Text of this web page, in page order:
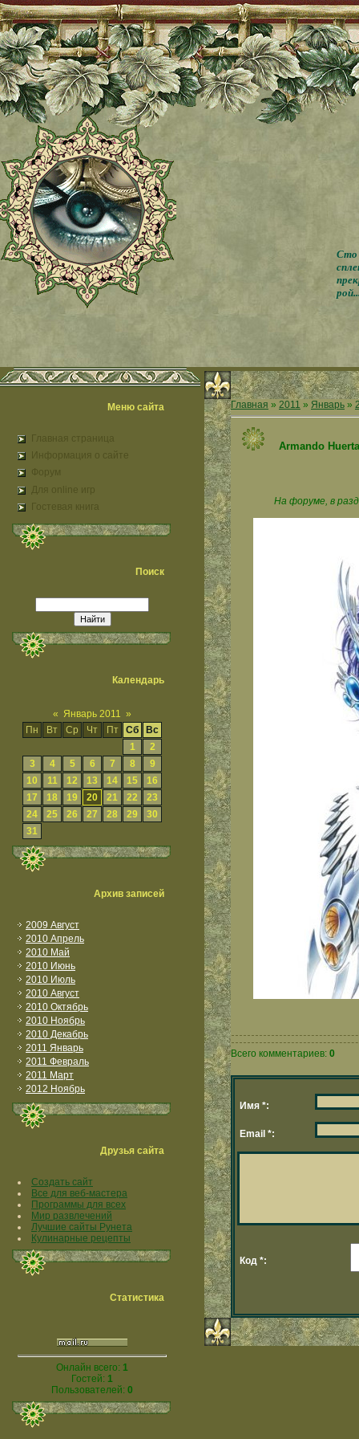
Сто
Меню сайта
Главная страница
Информация о сайте
Форум
Для online игр
Гостевая книга
Поиск
Календарь
« Январь 2011 »
Пн
Вт Ср Чт Пт Сб
Вс
1
2
3
4 5 6 7 8
9
10
11 12 13 14 15
16
17
18 19 20 21 22
23
24
25 26 27 28 29
30
31
Архив записей
2009 Август
2010 Апрель
2010 Май
2010 Июнь
2010 Июль
2010 Август
2010 Октябрь
2010 Ноябрь
2010 Декабрь
2011 Январь
2011 Февраль
2011 Март
2012 Ноябрь
Друзья сайта
Создать сайт
Все для веб-мастера
Программы для всех
Мир развлечений
Лучшие сайты Рунета
Кулинарные рецепты
Статистика
Онлайн всего: 1
Гостей: 1
Пользователей: 0
Главная » 2011 » Январь »
Armando
На форуме, в
Всего комментариев: 0
Имя *:
Email *:
Код *: